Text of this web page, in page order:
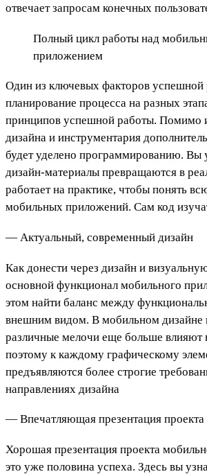
отвечает запросам конечных
Полный цикл работы над
приложением
Один из ключевых факторов
планирование процесса на разных
принципов успешной работы. Помимо
дизайна и инструментария
будет уделено программированию. Вы
дизайн-материалы превращаются в
работает на практике, чтобы понять
мобильных приложений. Сам код
— Актуальный, современный дизайн
Как донести через дизайн и
основной функционал мобильного
этом найти баланс между
внешним видом. В мобильном
различные мелочи еще больше влияют
поэтому к каждому графическому
предъявляются более строгие
направлениях дизайна
— Впечатляющая презентация проекта
Хорошая презентация проекта
это уже половина успеха. Здесь вы